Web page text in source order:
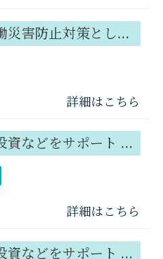
高年齢労働者の労働災害防止対策として エイジフレンドリー補助金を活用しませんか？
詳細はこちら
中小企業者の設備投資などをサポート 経営力向上計画で「稼ぐ力」をアップ！
詳細はこちら
中小企業者の設備投資などをサポート 経営力向上計画で「稼ぐ力」をアップ！